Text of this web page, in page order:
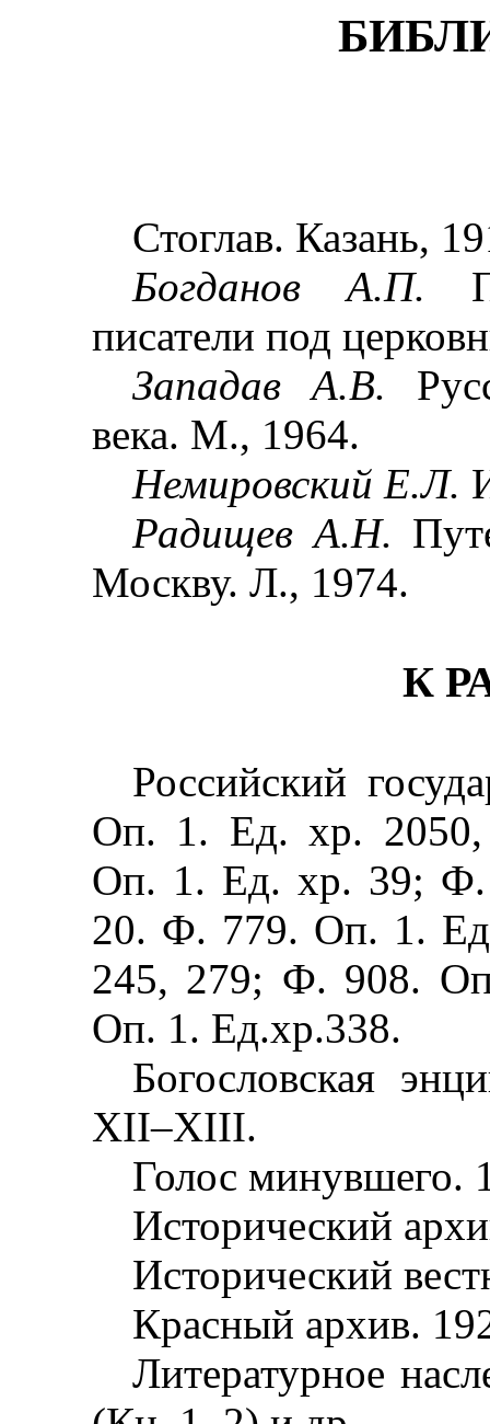
Стоглав. Казань,
Богданов А.П.
писатели под
Западав А.В.
века. М., 1964.
Немировский Е.Л.
Радищев А.Н.
Москву. Л., 1974.
К
Российский
Оп. 1. Ед. хр.
Оп. 1. Ед. хр. 39;
20. Ф. 779. Оп. 1.
245, 279; Ф. 908.
Оп. 1. Ед.хр.338.
Богословская
XII–XIII.
Голос минувшего.
Исторический
Исторический
Красный архив.
Литературное